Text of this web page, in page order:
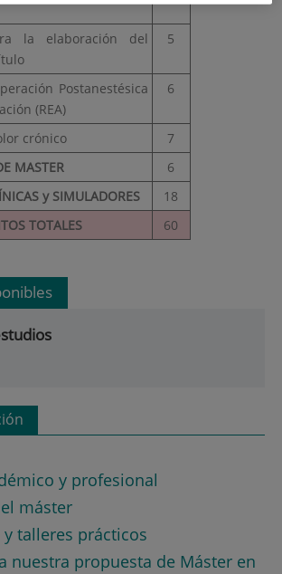
la elaboración del
5
Postanestésica
(REA)
6
crónico
7
MASTER
6
y SIMULADORES
18
TOTALES
60
y profesional
máster
talleres prácticos
nuestra propuesta de Máster en